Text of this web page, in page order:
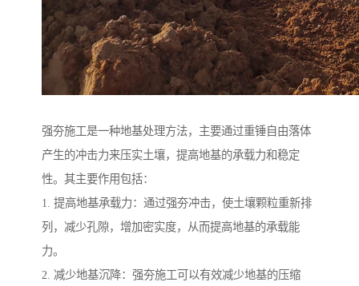
强夯施工是一种地基处理方法，主要通过重锤自由落体
产生的冲击力来压实土壤，提高地基的承载力和稳定
性。其主要作用包括：
1. 提高地基承载力：通过强夯冲击，使土壤颗粒重新排
列，减少孔隙，增加密实度，从而提高地基的承载能
力。
2. 减少地基沉降：强夯施工可以有效减少地基的压缩